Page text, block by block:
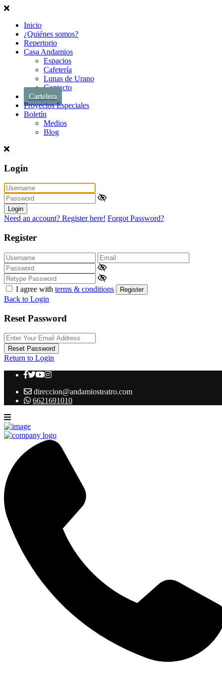
Inicio
¿Quiénes somos?
Repertorio
Casa Andamios
Espacios
Cafetería
Lunas de Urano
Contacto
Cartelera
Proyectos Especiales
Boletín
Medios
Blog
Login
Login
Need an account? Register here! Forgot Password?
Register
I agree with terms & conditions Register
Back to Login
Reset Password
Reset Password
Return to Login
direccion@andamiosteatro.com
6621691010